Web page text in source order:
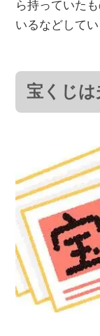
ら持っていた
いるなどして
宝くじは